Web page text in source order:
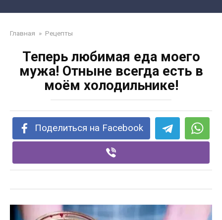
Главная » Рецепты
Теперь любимая еда моего
мужа! Отныне всегда есть в
моём холодильнике!
Поделиться на Facebook